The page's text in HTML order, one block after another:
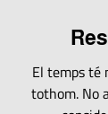
El temps té
tothom. No